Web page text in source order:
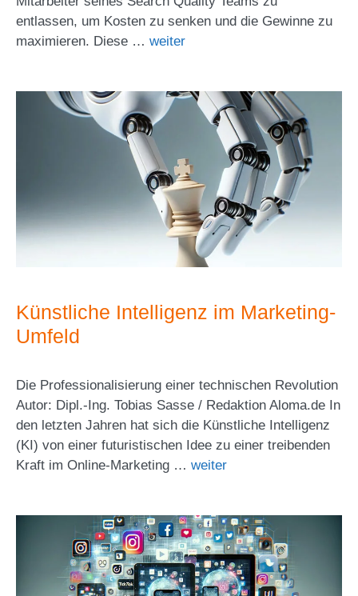
entlassen, um Kosten zu senken und die Gewinne zu
maximieren. Diese … weiter
Künstliche Intelligenz im Marketing-
Umfeld
Die Professionalisierung einer technischen Revolution
Autor: Dipl.-Ing. Tobias Sasse / Redaktion Aloma.de In
den letzten Jahren hat sich die Künstliche Intelligenz
(KI) von einer futuristischen Idee zu einer treibenden
Kraft im Online-Marketing … weiter